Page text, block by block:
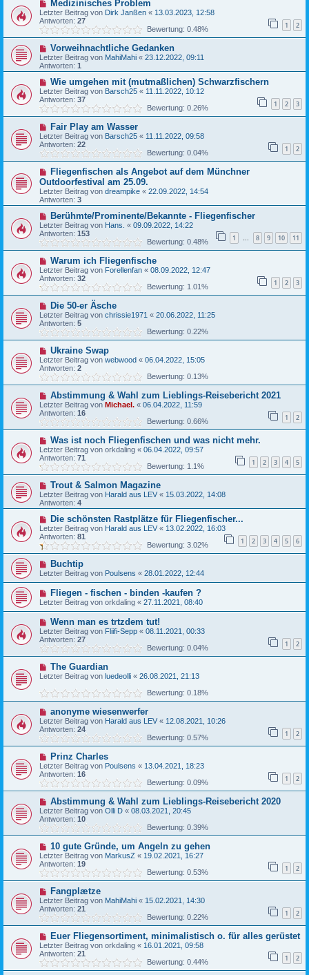
Medizinisches Problem
Letzter Beitrag von Dirk Janßen « 13.03.2023, 12:58
Antworten: 27 1 2
Bewertung: 0.48%
Vorweihnachtliche Gedanken
Letzter Beitrag von MahiMahi « 23.12.2022, 09:11
Antworten: 1
Wie umgehen mit (mutmaßlichen) Schwarzfischern
Letzter Beitrag von Barsch25 « 11.11.2022, 10:12
Antworten: 37 1 2 3
Bewertung: 0.26%
Fair Play am Wasser
Letzter Beitrag von Barsch25 « 11.11.2022, 09:58
Antworten: 22 1 2
Bewertung: 0.04%
Fliegenfischen als Angebot auf dem Münchner
Outdoorfestival am 25.09.
Letzter Beitrag von dreampike « 22.09.2022, 14:54
Antworten: 3
Berühmte/Prominente/Bekannte - Fliegenfischer
Letzter Beitrag von Hans. « 09.09.2022, 14:22
Antworten: 153 1 … 8 9 10 11
Bewertung: 0.48%
Warum ich Fliegenfische
Letzter Beitrag von Forellenfan « 08.09.2022, 12:47
Antworten: 32 1 2 3
Bewertung: 1.01%
Die 50-er Äsche
Letzter Beitrag von chrissie1971 « 20.06.2022, 11:25
Antworten: 5
Bewertung: 0.22%
Ukraine Swap
Letzter Beitrag von webwood « 06.04.2022, 15:05
Antworten: 2
Bewertung: 0.13%
Abstimmung & Wahl zum Lieblings-Reisebericht 2021
Letzter Beitrag von Michael. « 06.04.2022, 11:59
Antworten: 16 1 2
Bewertung: 0.66%
Was ist noch Fliegenfischen und was nicht mehr.
Letzter Beitrag von orkdaling « 06.04.2022, 09:57
Antworten: 71 1 2 3 4 5
Bewertung: 1.1%
Trout & Salmon Magazine
Letzter Beitrag von Harald aus LEV « 15.03.2022, 14:08
Antworten: 4
Die schönsten Rastplätze für Fliegenfischer...
Letzter Beitrag von Harald aus LEV « 13.02.2022, 16:03
Antworten: 81 1 2 3 4 5 6
Bewertung: 3.02%
Buchtip
Letzter Beitrag von Poulsens « 28.01.2022, 12:44
Fliegen - fischen - binden -kaufen ?
Letzter Beitrag von orkdaling « 27.11.2021, 08:40
Wenn man es trtzdem tut!
Letzter Beitrag von Fliifi-Sepp « 08.11.2021, 00:33
Antworten: 27 1 2
Bewertung: 0.04%
The Guardian
Letzter Beitrag von luedeolli « 26.08.2021, 21:13
Bewertung: 0.18%
anonyme wiesenwerfer
Letzter Beitrag von Harald aus LEV « 12.08.2021, 10:26
Antworten: 24 1 2
Bewertung: 0.57%
Prinz Charles
Letzter Beitrag von Poulsens « 13.04.2021, 18:23
Antworten: 16 1 2
Bewertung: 0.09%
Abstimmung & Wahl zum Lieblings-Reisebericht 2020
Letzter Beitrag von Olli D « 08.03.2021, 20:45
Antworten: 10
Bewertung: 0.39%
10 gute Gründe, um Angeln zu gehen
Letzter Beitrag von MarkusZ « 19.02.2021, 16:27
Antworten: 19 1 2
Bewertung: 0.53%
Fangplætze
Letzter Beitrag von MahiMahi « 15.02.2021, 14:30
Antworten: 21 1 2
Bewertung: 0.22%
Euer Fliegensortiment, minimalistisch o. für alles gerüstet
Letzter Beitrag von orkdaling « 16.01.2021, 09:58
Antworten: 21 1 2
Bewertung: 0.44%